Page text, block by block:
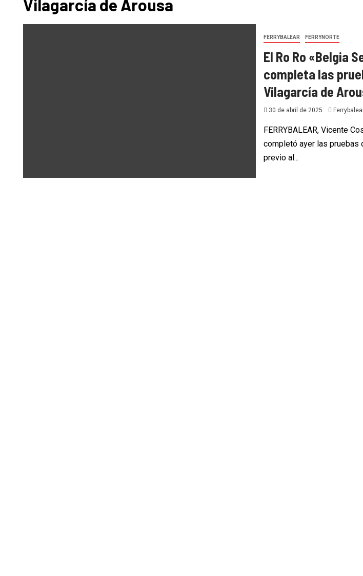
Vilagarcía de Arousa
FERRYBALEAR FERRYNORTE
El Ro Ro «Belgia
completa las
Vilagarcía de
30 de abril de 2025
FERRYBALEAR, Vicente
completó ayer las pruebas
previo al...